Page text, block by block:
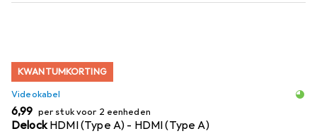
KWANTUMKORTING
Videokabel
EUR
6,99 per stuk voor 2 eenheden
Delock HDMI (Type A) - HDMI (Type A)